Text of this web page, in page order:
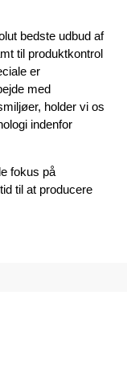
bedste udbud af
til produktkontrol
er
med
holder vi os
indenfor
fokus på
til at producere